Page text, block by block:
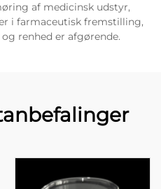
af medicinsk udstyr,
i farmaceutisk fremstilling,
renhed er afgørende.